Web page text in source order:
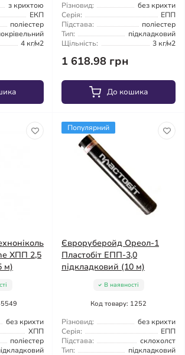
з крихтою
ЕКП
поліестер
4 кг/м2
Різновид:
без крихти
Серія:
ЕПП
Підстава:
поліестер
Тип:
підкладковий
Щільність:
3 кг/м2
1 618.98 грн
До кошика
ХПП 2,5
м)
без крихти
ХПП
поліестер
Популярний
Євроруберойд Ореол-1
Пластобіт ЕПП-3,0
підкладковий (10 м)
В наявності
Код товару: 1252
Різновид:
без крихти
Серія:
ЕПП
Підстава:
склохолст
Тип:
підкладковий